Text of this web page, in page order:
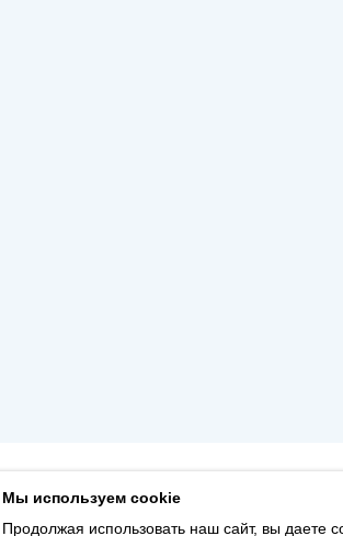
Мы используем cookie
Продолжая использовать наш сайт, вы даете